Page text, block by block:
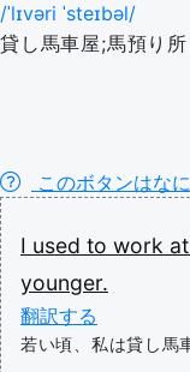
/ˈlɪvəri ˈsteɪbəl/
貸し馬車屋;馬預り所
このボタンはな
I used to work at
younger.
翻訳する
若い頃、私は貸し馬